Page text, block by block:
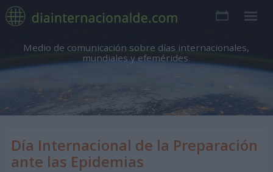
Medio de comunicación sobre días internacionales,
mundiales y efemérides.
Día Internacional de la Preparación
ante las Epidemias